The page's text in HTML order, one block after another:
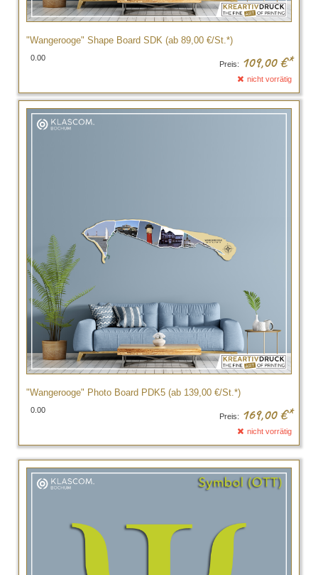
"Wangerooge" Shape Board SDK (ab 89,00 €/St.*)
0.00
Preis: 109,00 €*
nicht vorrätig
"Wangerooge" Photo Board PDK5 (ab 139,00 €/St.*)
0.00
Preis: 169,00 €*
nicht vorrätig